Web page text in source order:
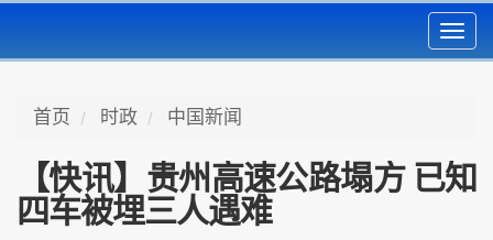
首页 时政 中国新闻
【快讯】贵州高速公路塌方 已知
四车被埋三人遇难